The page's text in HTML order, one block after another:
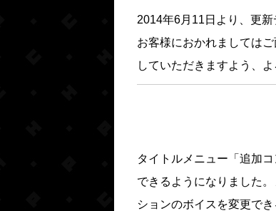
2014年6月11日より、更新
お客様におかれましては
していただきますよう、
タイトルメニュー「追加
できるようになりました
ションのボイスを変更でき